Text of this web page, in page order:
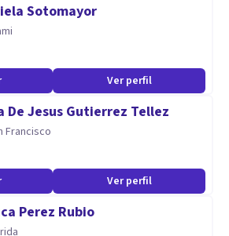
de Buenos Aires (UBA) y
consultorio o por medios
conferencia, celular, entre otros).
hace 11 años, el Ciclo Anual de Cine
de Paz", del Comité Olímpico
y Emergencia
Sotomayor
Ver perfil
De Jesus Gutierrez Tellez
Francisco
Ver perfil
Perez Rubio